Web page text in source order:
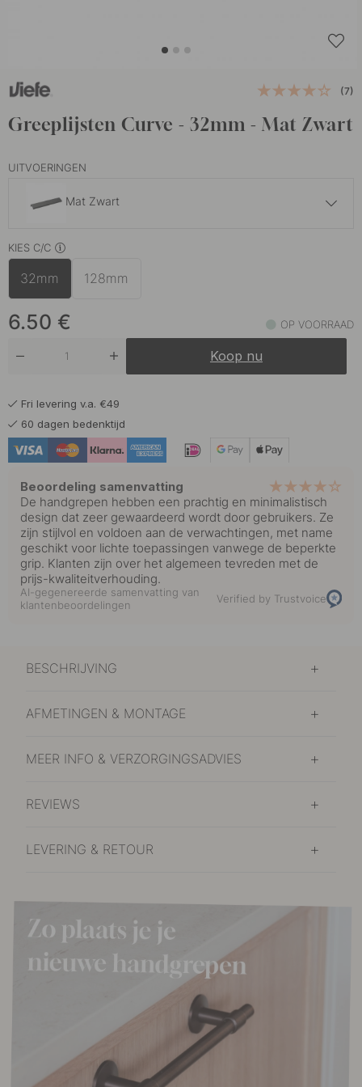
(7)
Greeplijsten Curve - 32mm - Mat Zwart
UITVOERINGEN
Mat Zwart
Wit
KIES C/C
32mm 128mm
6.50 € OP VOORRAAD
Koop nu
Fri levering v.a. €49
60 dagen bedenktijd
Beoordeling samenvatting
De handgrepen hebben een prachtig en minimalistisch
design dat zeer gewaardeerd wordt door gebruikers. Ze
zijn stijlvol en voldoen aan de verwachtingen, met name
geschikt voor lichte toepassingen vanwege de beperkte
grip. Klanten zijn over het algemeen tevreden met de
prijs-kwaliteitverhouding.
AI-gegenereerde samenvatting van
klantenbeoordelingen
Verified by Trustvoice
BESCHRIJVING
AFMETINGEN & MONTAGE
MEER INFO & VERZORGINGSADVIES
REVIEWS
LEVERING & RETOUR